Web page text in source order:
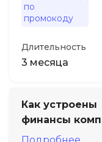
по
промокоду
Длительность
3 месяца
Как устроены
финансы